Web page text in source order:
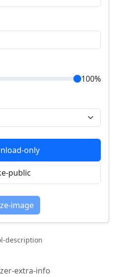
100%
only
public
image
description
extra-info